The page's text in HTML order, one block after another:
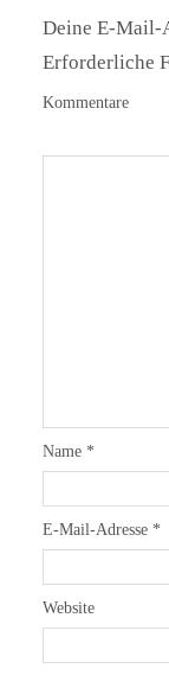
Deine E-Mail-
Erforderliche
Kommentare
Name *
E-Mail-Adresse *
Website